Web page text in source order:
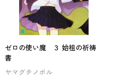
ゼロの使い魔 ３ 始祖の祈祷
書
ヤマグチノボル